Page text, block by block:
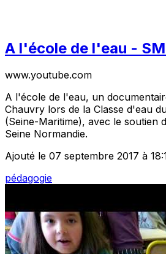
A l'école de l'eau -
www.youtube.com
A l'école de l'eau, un
Chauvry lors de la Classe d'eau
(Seine-Maritime), avec le soutien
Seine Normandie.
Ajouté le 07 septembre 2017 à
pédagogie